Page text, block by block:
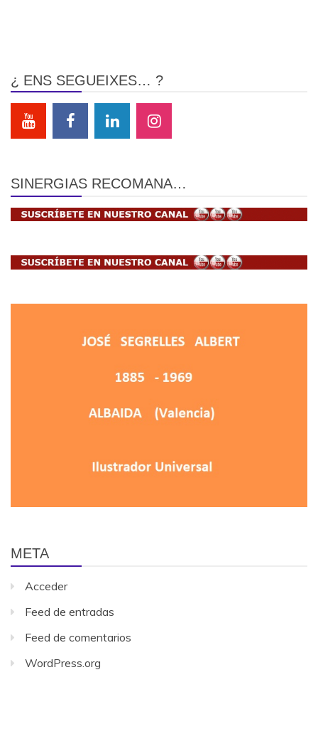
¿ ENS SEGUEIXES… ?
SINERGIAS RECOMANA…
META
Acceder
Feed de entradas
Feed de comentarios
WordPress.org